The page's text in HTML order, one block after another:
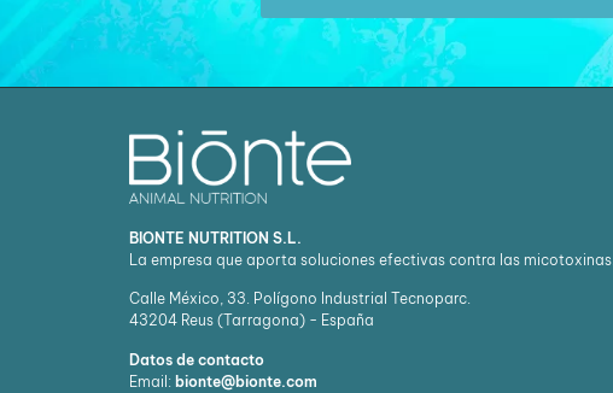
BIONTE NUTRITION S.L.
La empresa que aporta soluciones efectivas contra las micotoxinas.
Calle México, 33. Polígono Industrial Tecnoparc.
43204 Reus (Tarragona) - España
Datos de contacto
Email: bionte@bionte.com